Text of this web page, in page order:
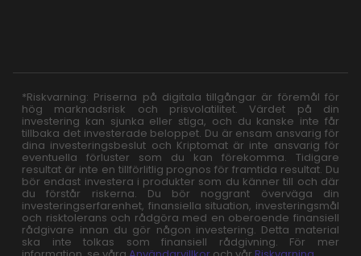
*Riskvarning: Priserna på digitala tillgångar är föremål för
hög marknadsrisk och prisvolatilitet. Värdet på din
investering kan sjunka eller stiga, och du kanske inte får
tillbaka det investerade beloppet. Du är ensam ansvarig för
dina investeringsbeslut och Kriptomat är inte ansvarig för
eventuella förluster som du kan förekomma. Tidigare
resultat är inte en tillförlitlig prognos för framtida resultat. Du
bör endast investera i produkter som du känner till och där
du förstår riskerna. Du bör noggrant överväga din
investeringserfarenhet, finansiella situation, investeringsmål
och risktolerans och rådgöra med en oberoende finansiell
rådgivare innan du gör någon investering. Detta material
ska inte tolkas som finansiell rådgivning. För mer